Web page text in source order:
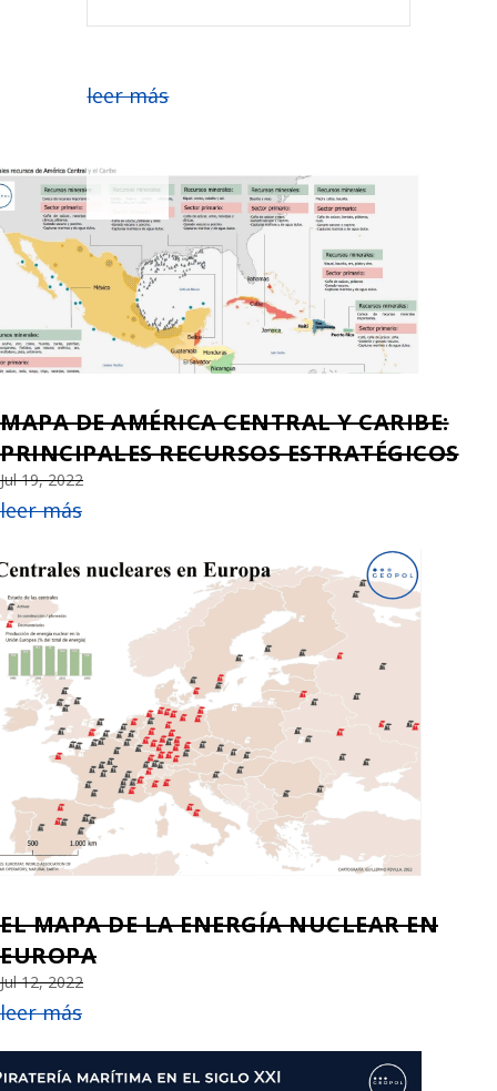
leer más
MAPA DE AMÉRICA CENTRAL Y CARIBE:
PRINCIPALES RECURSOS ESTRATÉGICOS
Jul 19, 2022
leer más
EL MAPA DE LA ENERGÍA NUCLEAR EN
EUROPA
Jul 12, 2022
leer más